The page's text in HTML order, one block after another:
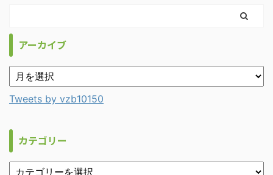
アーカイブ
Tweets by vzb10150
カテゴリー